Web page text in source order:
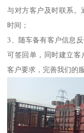
与对方客户及时联系。
时间；
3、随车备有客户信息
可签回单，同时建立客
客户要求，完善我们的